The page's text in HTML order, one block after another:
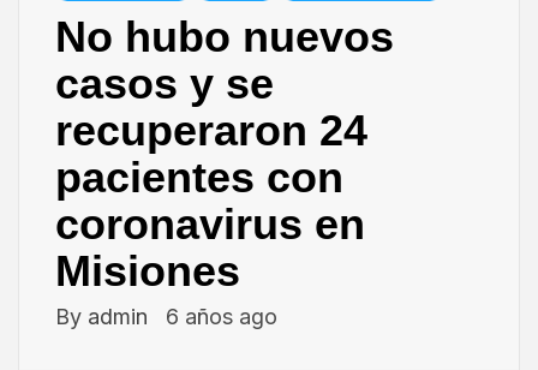
No hubo nuevos
casos y se
recuperaron 24
pacientes con
coronavirus en
Misiones
By admin 6 años ago